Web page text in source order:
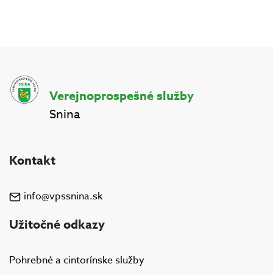
Verejnoprospešné služby
Snina
Kontakt
info@vpssnina.sk
Užitočné odkazy
Pohrebné a cintorínske služby